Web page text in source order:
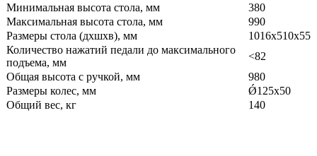
Минимальная высота стола, мм
380
Максимальная высота стола, мм
990
Размеры стола (дхшхв), мм
1016х510х55
Количество нажатий педали до максимального
подъема, мм
<82
Общая высота с ручкой, мм
980
Размеры колес, мм
Ǿ125х50
Общий вес, кг
140